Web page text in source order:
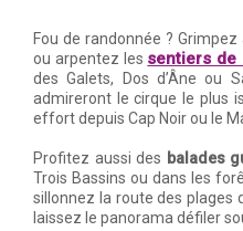
Fou de randonnée ?
ou arpentez les sentiers de
des Galets, Dos d’Âne ou
admireront le cirque le plus
effort depuis Cap Noir ou le
Profitez aussi des balades
Trois Bassins ou dans les
sillonnez la route des plages
laissez le panorama défiler